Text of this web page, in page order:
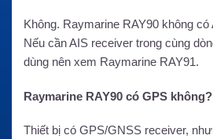
Không. Raymarine RAY90 không
Nếu cần AIS receiver trong cùng
dùng nên xem Raymarine RAY91.
Raymarine RAY90 có GPS không?
Thiết bị có GPS/GNSS receiver,